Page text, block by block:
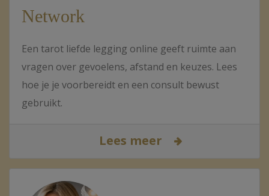
Network
Een tarot liefde legging online geeft ruimte aan
vragen over gevoelens, afstand en keuzes. Lees
hoe je je voorbereidt en een consult bewust
gebruikt.
Lees meer